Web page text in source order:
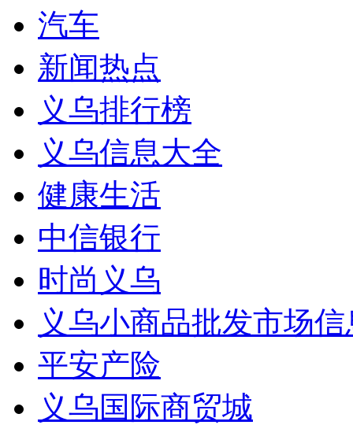
汽车
新闻热点
义乌排行榜
义乌信息大全
健康生活
中信银行
时尚义乌
义乌小商品批发市场
平安产险
义乌国际商贸城